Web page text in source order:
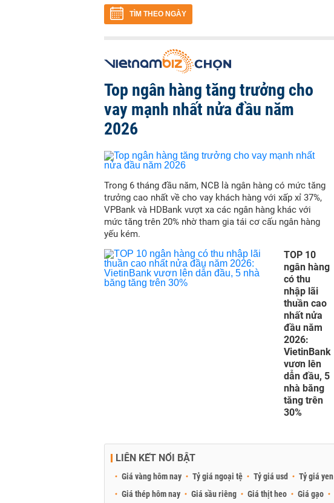
TÌM THEO NGÀY
Top ngân hàng tăng trưởng cho
vay mạnh nhất nửa đầu năm
2026
Trong 6 tháng đầu năm, NCB là ngân hàng có mức tăng
trưởng cao nhất về cho vay khách hàng với xấp xỉ 37%,
VPBank và HDBank vượt xa các ngân hàng khác với
mức tăng trên 20% nhờ tham gia tái cơ cấu ngân hàng
yếu kém.
TOP 10
ngân hàng
có thu
nhập lãi
thuần cao
nhất nửa
đầu năm
2026:
VietinBank
vươn lên
dẫn đầu, 5
nhà băng
tăng trên
30%
LIÊN KẾT NỔI BẬT
Giá vàng hôm nay Tỷ giá ngoại tệ Tỷ giá usd Tỷ giá yen
Giá thép hôm nay
Giá sầu riêng Giá thịt heo Giá gạo